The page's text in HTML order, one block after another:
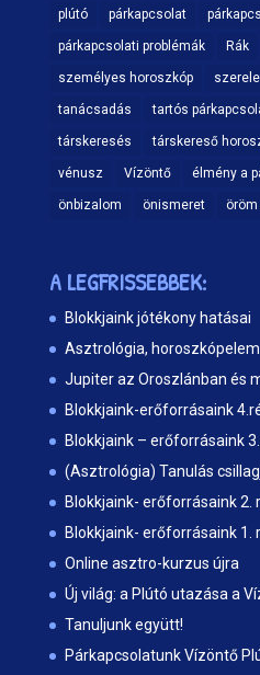
plútó párkapcsolat
párkapcsolati problémák Rák
személyes horoszkóp
tanácsadás tartós
társkeresés társkereső
vénusz Vízöntő élmény a
önbizalom önismeret öröm
A LEGFRISSEBBEK:
Blokkjaink jótékony hatásai
Asztrológia,
Jupiter az Oroszlánban és
Blokkjaink-erőforrásaink
Blokkjaink – erőforrásaink
(Asztrológia) Tanulás
Blokkjaink- erőforrásaink 2.
Blokkjaink- erőforrásaink 1.
Online asztro-kurzus újra
Új világ: a Plútó utazása a
Tanuljunk együtt!
Párkapcsolatunk Vízöntő